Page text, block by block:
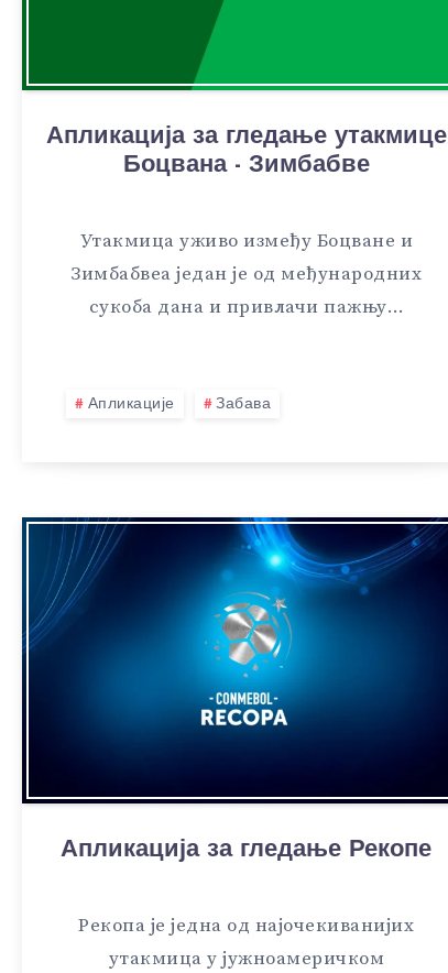
Апликација за гледање утакмице
Боцвана - Зимбабве
Утакмица уживо између Боцване и
Зимбабвеа један је од међународних
сукоба дана и привлачи пажњу…
Апликације Забава
Апликација за гледање Рекопе
Рекопа је једна од најочекиванијих
утакмица у јужноамеричком